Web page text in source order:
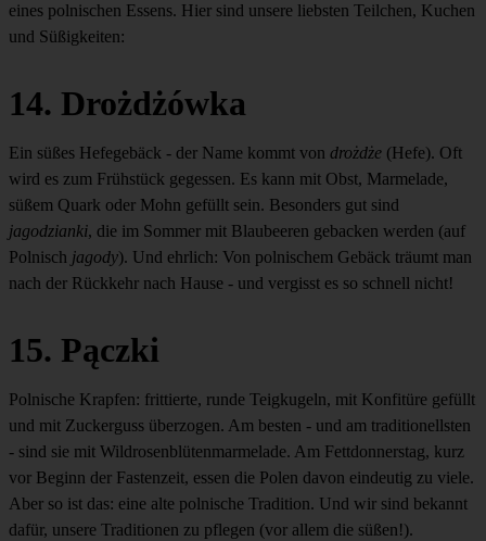
eines polnischen Essens. Hier sind unsere liebsten Teilchen, Kuchen
und Süßigkeiten:
14. Drożdżówka
Ein süßes Hefegebäck - der Name kommt von drożdże (Hefe). Oft
wird es zum Frühstück gegessen. Es kann mit Obst, Marmelade,
süßem Quark oder Mohn gefüllt sein. Besonders gut sind
jagodzianki, die im Sommer mit Blaubeeren gebacken werden (auf
Polnisch jagody). Und ehrlich: Von polnischem Gebäck träumt man
nach der Rückkehr nach Hause - und vergisst es so schnell nicht!
15. Pączki
Polnische Krapfen: frittierte, runde Teigkugeln, mit Konfitüre gefüllt
und mit Zuckerguss überzogen. Am besten - und am traditionellsten
- sind sie mit Wildrosenblütenmarmelade. Am Fettdonnerstag, kurz
vor Beginn der Fastenzeit, essen die Polen davon eindeutig zu viele.
Aber so ist das: eine alte polnische Tradition. Und wir sind bekannt
dafür, unsere Traditionen zu pflegen (vor allem die süßen!).